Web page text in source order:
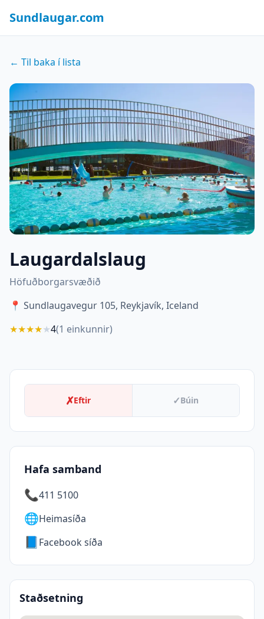
Sundlaugar.com
← Til baka í lista
Laugardalslaug
Höfuðborgarsvæðið
📍 Sundlaugavegur 105, Reykjavík, Iceland
★★★★★4(1 einkunnir)
✗Eftir ✓Búin
Hafa samband
📞411 5100
🌐Heimasíða
📘Facebook síða
Staðsetning